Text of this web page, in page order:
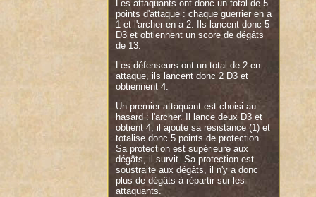
Les attaquants ont donc un total de 5
points d'attaque : chaque guerrier en a
1 et l'archer en a 2. Ils lancent donc 5
D3 et obtiennent un score de dégâts
de 13.
Les défenseurs ont un total de 2 en
attaque, ils lancent donc 2 D3 et
obtiennent 4.
Un premier attaquant est choisi au
hasard : l'archer. Il lance deux D3 et
obtient 4, il ajoute sa résistance (1) et
totalise donc 5 points de protection.
Sa protection est supérieure aux
dégâts, il survit. Sa protection est
soustraite aux dégâts, il n'y a donc
plus de dégâts à répartir sur les
attaquants.